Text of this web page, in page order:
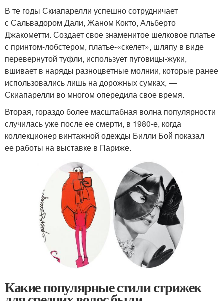
В те годы Скиапарелли успешно сотрудничает
с Сальвадором Дали, Жаном Кокто, Альберто
Джакометти. Создает свое знаменитое шелковое платье
с принтом-лобстером, платье-«скелет», шляпу в виде
перевернутой туфли, использует пуговицы-жуки,
вшивает в наряды разноцветные молнии, которые ранее
использовались лишь на дорожных сумках, —
Скиапарелли во многом опередила свое время.
Вторая, гораздо более масштабная волна популярности
случилась уже после ее смерти, в 1980-е, когда
коллекционер винтажной одежды Билли Бой показал
ее работы на выставке в Париже.
Какие популярные стили стрижек